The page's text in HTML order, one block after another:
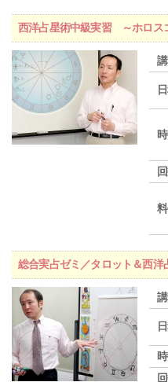
西洋占星術中級実習 ～ホロス
総合実占ゼミ／タロット＆西